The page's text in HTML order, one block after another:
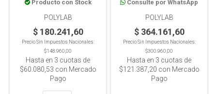
autoclavable
Producto con Stock
POLYLAB
$ 180.241,60
Precio Sin Impuestos Nacionales:
$148.960,00
Hasta en 3 cuotas de
$60.080,53 con Mercado
Pago
autoclavable
Consulte por WhatsApp
POLYLAB
$ 364.161,60
Precio Sin Impuestos Nacionales:
$300.960,00
Hasta en 3 cuotas de
$121.387,20 con Mercado
Pago